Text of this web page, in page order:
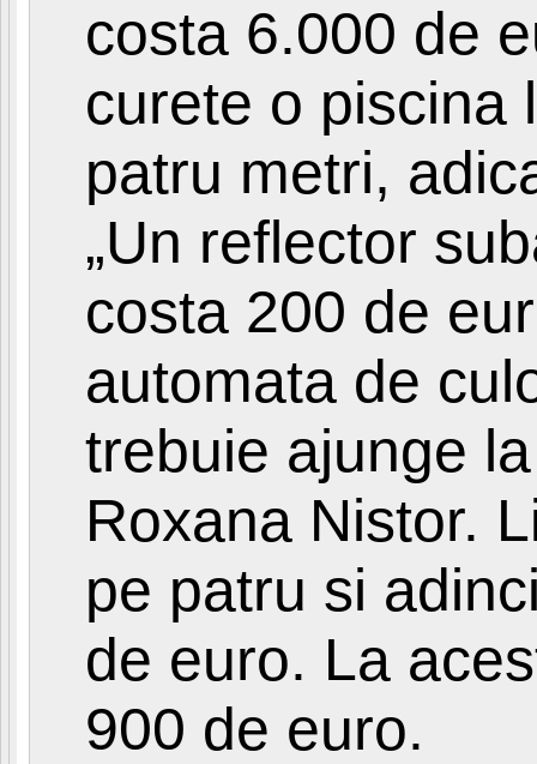
costa 6.000 de
curete o piscina
patru metri,
„Un reflector
costa 200 de
automata de
trebuie ajunge
Roxana Nistor.
pe patru si
de euro. La
900 de euro.